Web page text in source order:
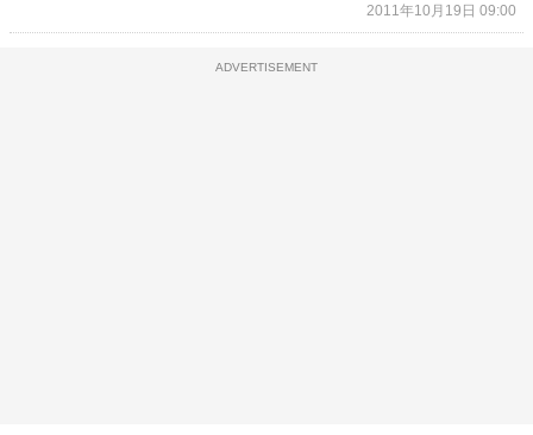
2011年10月19日 09:00
ADVERTISEMENT